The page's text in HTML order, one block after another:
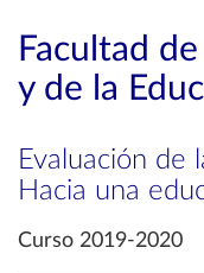
Facultad
y de la
Evaluación de
Hacia una
Curso 2019-2020